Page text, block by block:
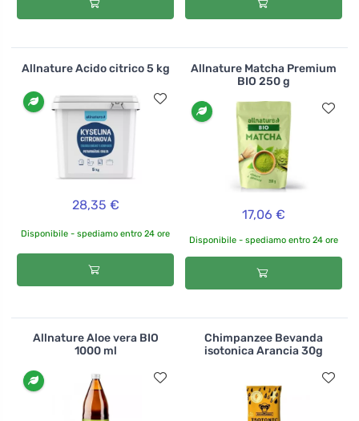
Allnature Acido citrico 5 kg
28,35 €
Disponibile - spediamo entro 24 ore
Allnature Matcha Premium
BIO 250 g
17,06 €
Disponibile - spediamo entro 24 ore
Allnature Aloe vera BIO
1000 ml
Chimpanzee Bevanda
isotonica Arancia 30g